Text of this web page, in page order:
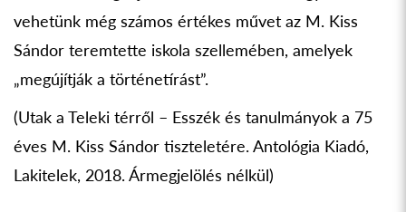
vehetünk még számos értékes művet az M. Kiss
Sándor teremtette iskola szellemében, amelyek
„megújítják a történetírást”.
(Utak a Teleki térről – Esszék és tanulmányok a 75
éves M. Kiss Sándor tiszteletére. Antológia Kiadó,
Lakitelek, 2018. Ármegjelölés nélkül)